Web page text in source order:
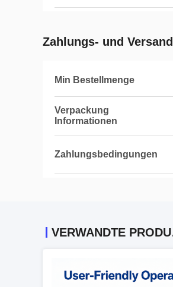
Zahlungs- und
Min Bestellmenge
Verpackung
Informationen
Zahlungsbedingungen